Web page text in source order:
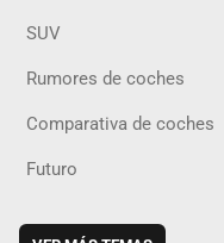
SUV
Rumores de coches
Comparativa de coches
Futuro